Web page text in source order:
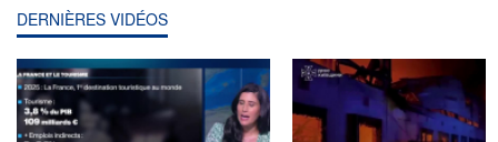
DERNIÈRES VIDÉOS